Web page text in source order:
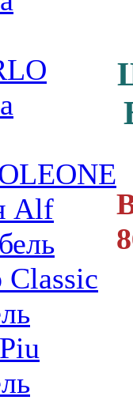
Alf
Classic